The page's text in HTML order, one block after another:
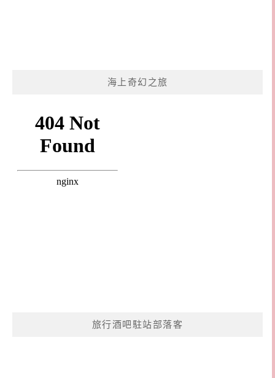
海上奇幻之旅
旅行酒吧駐站部落客